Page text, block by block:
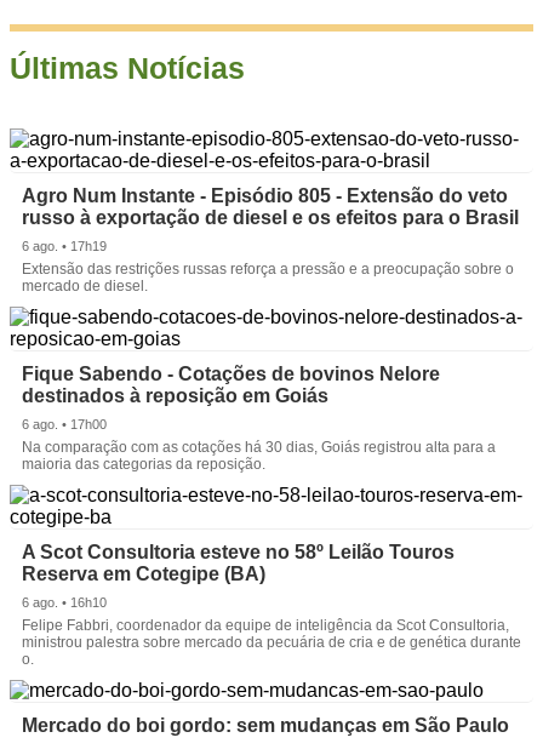
Últimas Notícias
Agro Num Instante - Episódio 805 - Extensão do veto
russo à exportação de diesel e os efeitos para o Brasil
6 ago. • 17h19
Extensão das restrições russas reforça a pressão e a preocupação sobre o
mercado de diesel.
Fique Sabendo - Cotações de bovinos Nelore
destinados à reposição em Goiás
6 ago. • 17h00
Na comparação com as cotações há 30 dias, Goiás registrou alta para a
maioria das categorias da reposição.
A Scot Consultoria esteve no 58º Leilão Touros
Reserva em Cotegipe (BA)
6 ago. • 16h10
Felipe Fabbri, coordenador da equipe de inteligência da Scot Consultoria,
ministrou palestra sobre mercado da pecuária de cria e de genética durante
o.
Mercado do boi gordo: sem mudanças em São Paulo